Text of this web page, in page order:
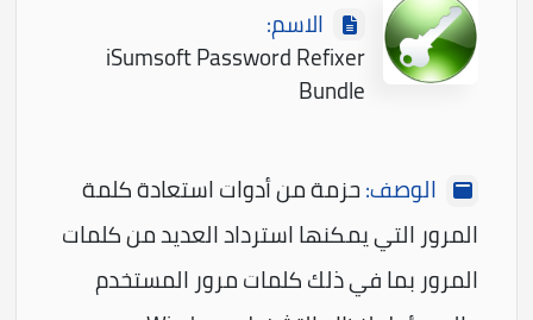
الاسم:
iSumsoft Password Refixer
Bundle
الوصف:حزمة من أدوات استعادة كلمة
المرور التي يمكنها استرداد العديد من كلمات
المرور بما في ذلك كلمات مرور المستخدم